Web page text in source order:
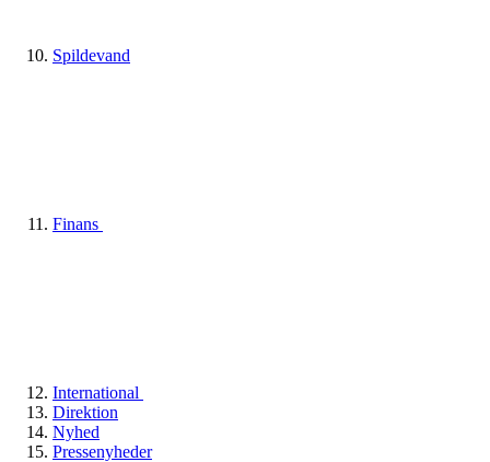
Spildevand
Finans
International
Direktion
Nyhed
Pressenyheder